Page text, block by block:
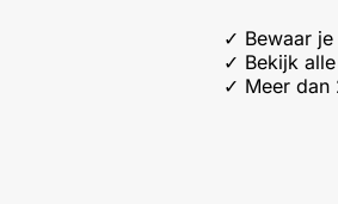
✓ Bewaar
✓ Bekijk
✓ Meer dan